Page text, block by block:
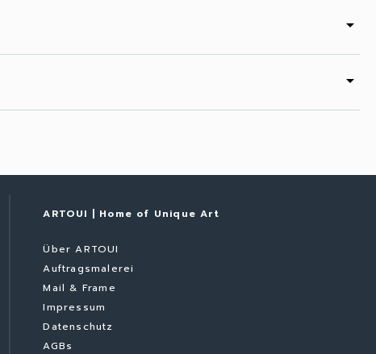
arrow_drop_down
arrow_drop_down
ARTOUI | Home of Unique Art
Über ARTOUI
Auftragsmalerei
Mail & Frame
Impressum
Datenschutz
AGBs